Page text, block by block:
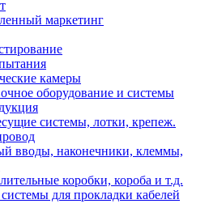
маркетинг
камеры
оборудование и системы
системы, лотки, крепеж.
вводы, наконечники, клеммы,
коробки, короба и т.д.
для прокладки кабелей